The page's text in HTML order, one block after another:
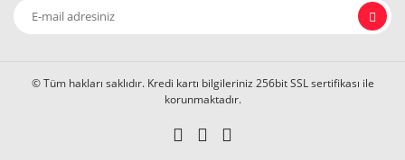
© Tüm hakları saklıdır. Kredi kartı bilgileriniz 256bit SSL sertifikası ile
korunmaktadır.